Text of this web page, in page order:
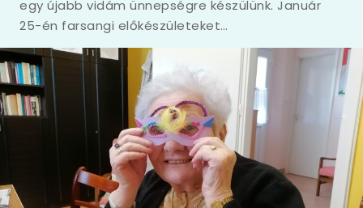
egy újabb vidám ünnepségre készülünk. Január
25-én farsangi előkészületeket…